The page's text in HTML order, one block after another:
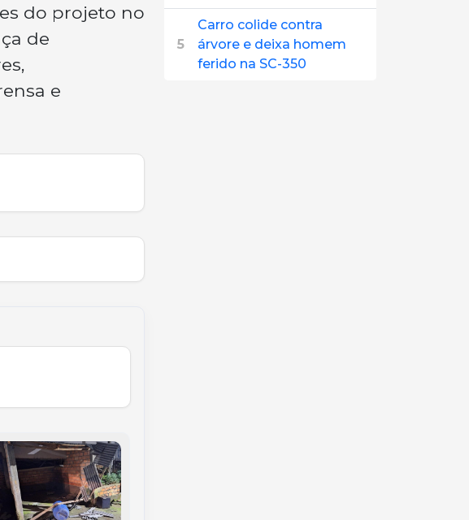
do projeto no
de
e
5
Carro colide contra
árvore e deixa homem
ferido na SC-350